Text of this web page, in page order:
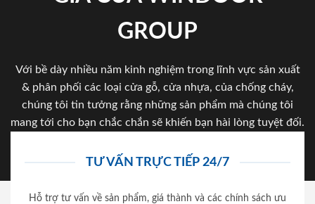
GROUP
Với bề dày nhiều năm kinh nghiệm trong lĩnh vực sản xuất
& phân phối các loại cửa gỗ, cửa nhựa, của chống cháy,
chúng tôi tin tưởng rằng những sản phẩm mà chúng tôi
mang tới cho bạn chắc chắn sẽ khiến bạn hài lòng tuyệt đối.
TƯ VẤN TRỰC TIẾP 24/7
Hỗ trợ tư vấn về sản phẩm, giá thành và các chính sách ưu